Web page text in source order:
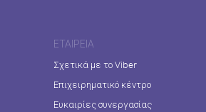
ΕΤΑΙΡΕΊΑ
Σχετικά με το Viber
Επιχειρηματικό κέντρο
Ευκαιρίες συνεργασίας